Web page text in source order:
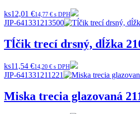
ks12,01 €14,77 € s DPH
JIP-641331213500
Tĺčik trecí drsný, dĺžka
ks11,54 €14,20 € s DPH
JIP-641331211221
Miska trecia glazovaná